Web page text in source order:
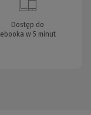
Dostęp do
ebooka w 5 minut